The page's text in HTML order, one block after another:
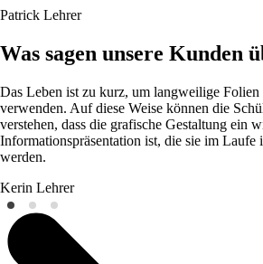
Patrick Lehrer
Was sagen unsere Kunden
Das Leben ist zu kurz, um langweilige Folien
verwenden. Auf diese Weise können die
verstehen, dass die grafische Gestaltung ein
Informationspräsentation ist, die sie im Laufe
werden.
Kerin Lehrer